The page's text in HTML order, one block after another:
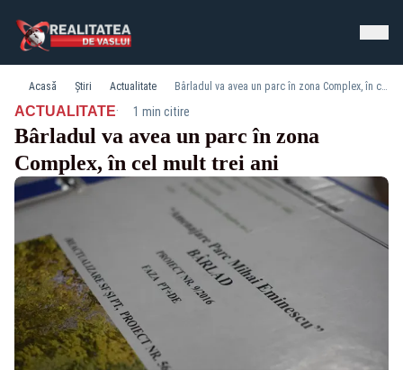
Acasă Știri Actualitate Bârladul va avea un parc în zona Complex, în cel mult trei ani
ACTUALITATE· 1 min citire
Bârladul va avea un parc în zona
Complex, în cel mult trei ani